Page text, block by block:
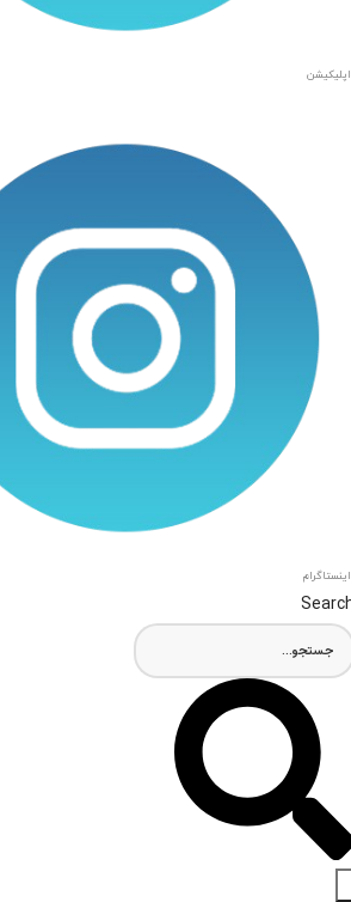
اپلیکیشن
اینستاگرام